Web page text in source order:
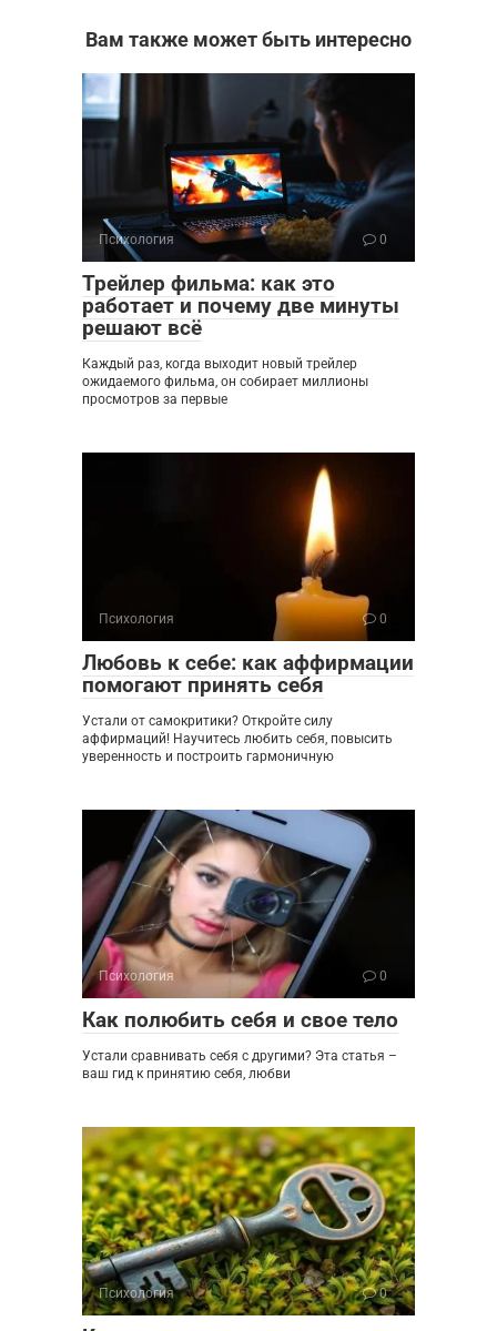
Вам также может быть интересно
Психология 0
Трейлер фильма: как это
работает и почему две минуты
решают всё
Каждый раз, когда выходит новый трейлер
ожидаемого фильма, он собирает миллионы
просмотров за первые
Психология 0
Любовь к себе: как аффирмации
помогают принять себя
Устали от самокритики? Откройте силу
аффирмаций! Научитесь любить себя, повысить
уверенность и построить гармоничную
Психология 0
Как полюбить себя и свое тело
Устали сравнивать себя с другими? Эта статья –
ваш гид к принятию себя, любви
Психология 0